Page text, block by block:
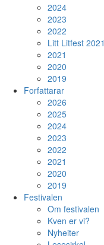
2024
2023
2022
Litt Litfest 2021
2021
2020
2019
Forfattarar
2026
2025
2024
2023
2022
2021
2020
2019
Festivalen
Om festivalen
Kven er vi?
Nyheiter